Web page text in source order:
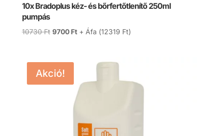
10x Bradoplus kéz- és bőrfertőtlenítő 250ml
pumpás
10730Ft Original
10730 Ft.
9700 FtCurrent
9700 Ft.
+ Áfa (12319 Ft)
Akció!